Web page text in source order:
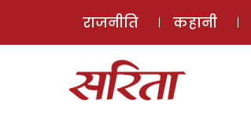
राजनीति कहानी